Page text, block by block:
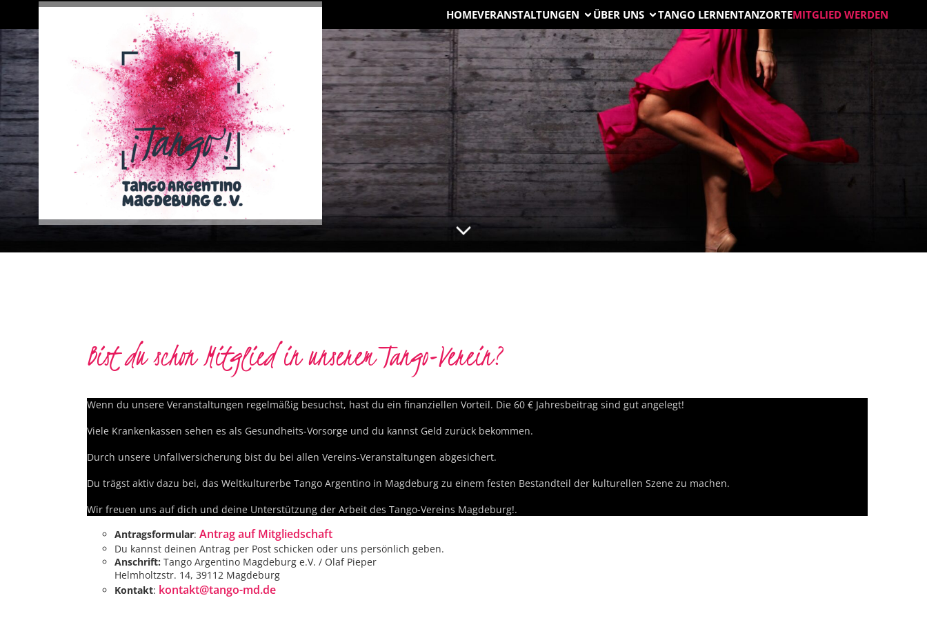
HOMEVERANSTALTUNGEN ÜBER UNS TANGO LERNENTANZORTEMITGLIED WERDEN
Bist du schon Mitglied in unserem Tango-Verein?
Wenn du unsere Veranstaltungen regelmäßig besuchst, hast du ein finanziellen Vorteil. Die 60 € Jahresbeitrag sind gut angelegt!
Viele Krankenkassen sehen es als Gesundheits-Vorsorge und du kannst Geld zurück bekommen.
Durch unsere Unfallversicherung bist du bei allen Vereins-Veranstaltungen abgesichert.
Du trägst aktiv dazu bei, das Weltkulturerbe Tango Argentino in Magdeburg zu einem festen Bestandteil der kulturellen Szene zu machen.
Wir freuen uns auf dich und deine Unterstützung der Arbeit des Tango-Vereins Magdeburg!.
Antragsformular: Antrag auf Mitgliedschaft
Du kannst deinen Antrag per Post schicken oder uns persönlich geben.
Anschrift: Tango Argentino Magdeburg e.V. / Olaf Pieper
Helmholtzstr. 14, 39112 Magdeburg
Kontakt: kontakt@tango-md.de